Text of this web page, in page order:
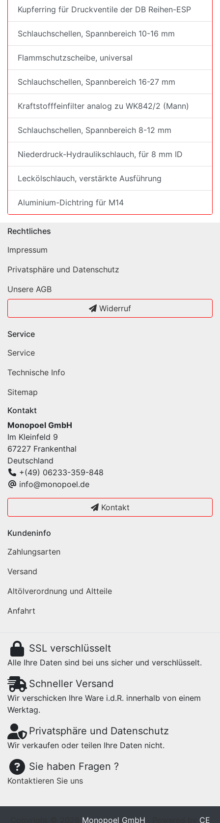
Kupferring für Druckventile der DB Reihen-ESP
Schlauchschellen, Spannbereich 10-16 mm
Flammschutzscheibe, universal
Schlauchschellen, Spannbereich 16-27 mm
Kraftstofffeinfilter analog zu WK842/2 (Mann)
Schlauchschellen, Spannbereich 8-12 mm
Niederdruck-Hydraulikschlauch, für 8 mm ID
Leckölschlauch, verstärkte Ausführung
Aluminium-Dichtring für M14
Rechtliches
Impressum
Privatsphäre und Datenschutz
Unsere AGB
Widerruf
Service
Service
Technische Info
Sitemap
Kontakt
Monopoel GmbH
Im Kleinfeld 9
67227 Frankenthal
Deutschland
+(49) 06233-359-848
info@monopoel.de
Kontakt
Kundeninfo
Zahlungsarten
Versand
Altölverordnung und Altteile
Anfahrt
SSL verschlüsselt
Alle Ihre Daten sind bei uns sicher und verschlüsselt.
Schneller Versand
Wir verschicken Ihre Ware i.d.R. innerhalb von einem
Werktag.
Privatsphäre und Datenschutz
Wir verkaufen oder teilen Ihre Daten nicht.
Sie haben Fragen ?
Kontaktieren Sie uns
Monopoel GmbH CE